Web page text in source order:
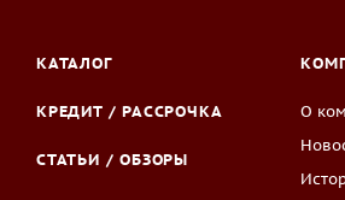
КАТАЛОГ
КРЕДИТ / РАССРОЧКА
СТАТЬИ / ОБЗОРЫ
О